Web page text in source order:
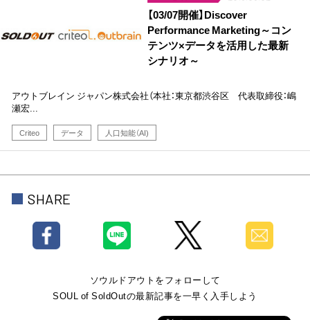
【03/07開催】Discover
Performance Marketing～コン
テンツ×データを活用した最新
シナリオ～
アウトブレイン ジャパン株式会社（本社：東京都渋谷区 代表取締役：嶋
瀬宏...
Criteo データ 人口知能（AI)
SHARE
ソウルドアウトをフォローして
SOUL of SoldOutの最新記事を一早く入手しよう